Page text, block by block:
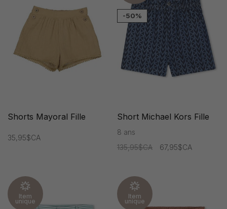
Shorts Mayoral Fille
35,95$CA
-50%
Short Michael Kors Fille
8 ans
135,95$CA
67,95$CA
Item
unique
Item
unique